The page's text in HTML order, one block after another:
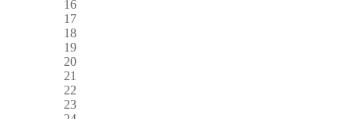
16
17
18
19
20
21
22
23